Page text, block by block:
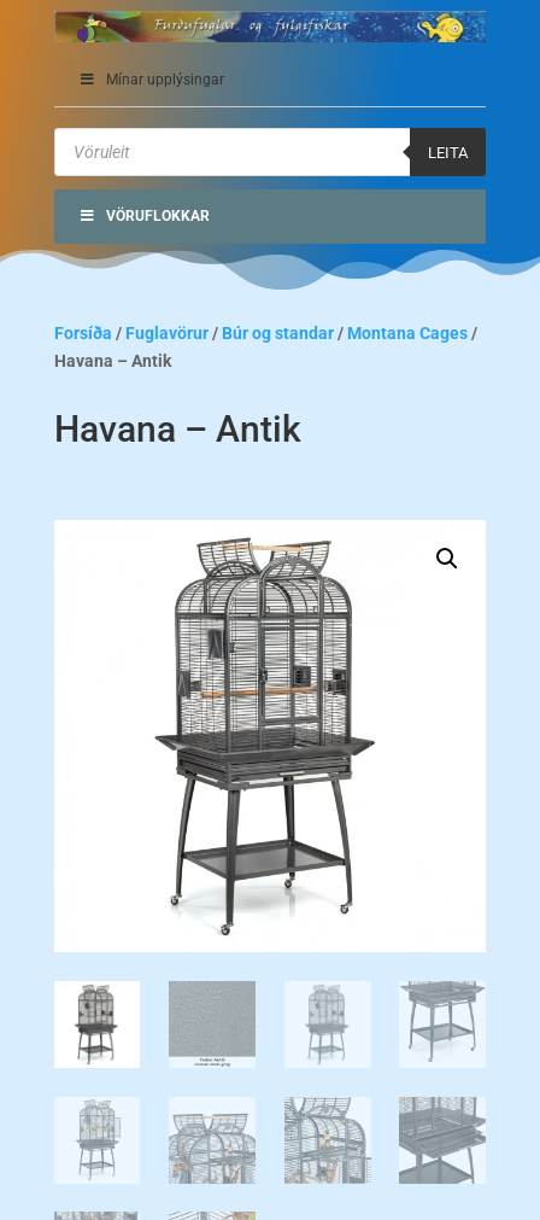
Mínar upplýsingar
Products
search
LEITA
VÖRUFLOKKAR
Forsíða / Fuglavörur/ Búr og standar/ Montana Cages/
Havana – Antik
Havana – Antik